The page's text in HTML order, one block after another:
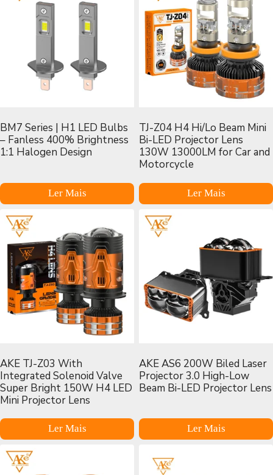
BM7 Series | H1 LED Bulbs
– Fanless 400% Brightness
1:1 Halogen Design
Ler Mais
TJ-Z04 H4 Hi/Lo Beam Mini
Bi-LED Projector Lens
130W 13000LM for Car and
Motorcycle
Ler Mais
AKE TJ-Z03 With
Integrated Solenoid Valve
Super Bright 150W H4 LED
Mini Projector Lens
Ler Mais
AKE AS6 200W Biled Laser
Projector 3.0 High-Low
Beam Bi-LED Projector Lens
Ler Mais